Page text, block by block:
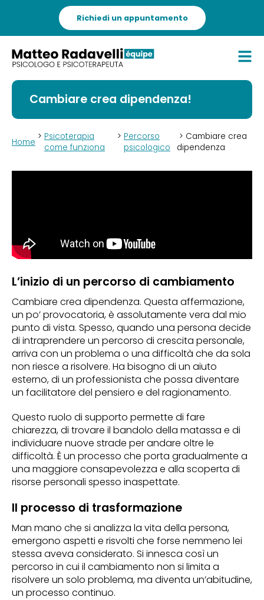
Richiedi un appuntamento
Cambiare crea dipendenza!
Home > Psicoterapia
come funziona
> Percorso
psicologico
> Cambiare crea
dipendenza
L’inizio di un percorso di cambiamento
Cambiare crea dipendenza. Questa affermazione,
un po’ provocatoria, è assolutamente vera dal mio
punto di vista. Spesso, quando una persona decide
di intraprendere un percorso di crescita personale,
arriva con un problema o una difficoltà che da sola
non riesce a risolvere. Ha bisogno di un aiuto
esterno, di un professionista che possa diventare
un facilitatore del pensiero e del ragionamento.
Questo ruolo di supporto permette di fare
chiarezza, di trovare il bandolo della matassa e di
individuare nuove strade per andare oltre le
difficoltà. È un processo che porta gradualmente a
una maggiore consapevolezza e alla scoperta di
risorse personali spesso inaspettate.
Il processo di trasformazione
Man mano che si analizza la vita della persona,
emergono aspetti e risvolti che forse nemmeno lei
stessa aveva considerato. Si innesca così un
percorso in cui il cambiamento non si limita a
risolvere un solo problema, ma diventa un’abitudine,
un processo continuo.